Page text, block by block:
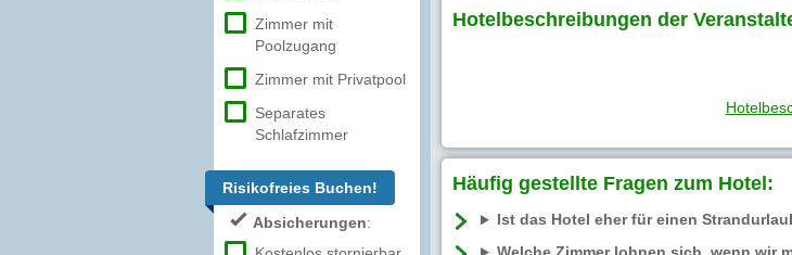
Zimmer mit
Poolzugang
Zimmer mit Privatpool
Separates
Schlafzimmer
Risikofreies Buchen!
Absicherungen:
Hotelbeschreibungen der
Häufig gestellte Fragen zum Hotel:
Ist das Hotel eher für einen